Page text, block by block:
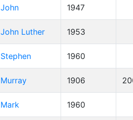
John 1947
John Luther 1953
Stephen 1960
Murray 1906
Mark 1960